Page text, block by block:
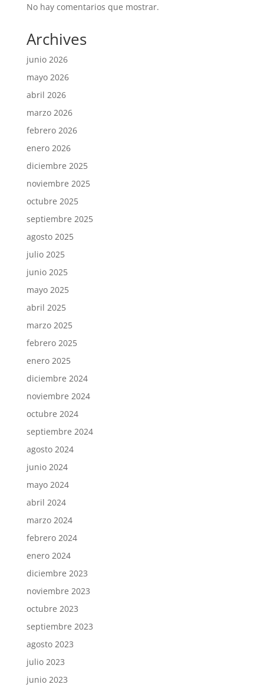
No hay comentarios que mostrar.
Archives
junio 2026
mayo 2026
abril 2026
marzo 2026
febrero 2026
enero 2026
diciembre 2025
noviembre 2025
octubre 2025
septiembre 2025
agosto 2025
julio 2025
junio 2025
mayo 2025
abril 2025
marzo 2025
febrero 2025
enero 2025
diciembre 2024
noviembre 2024
octubre 2024
septiembre 2024
agosto 2024
junio 2024
mayo 2024
abril 2024
marzo 2024
febrero 2024
enero 2024
diciembre 2023
noviembre 2023
octubre 2023
septiembre 2023
agosto 2023
julio 2023
junio 2023